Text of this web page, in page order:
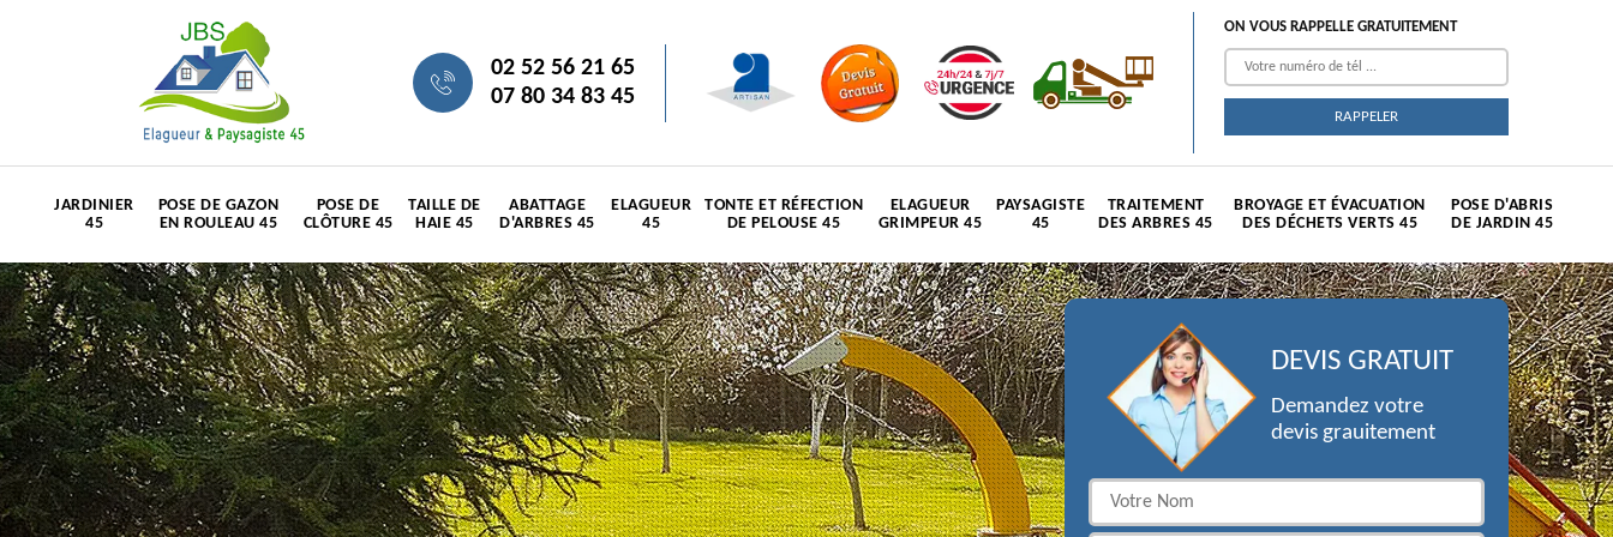
02 52 56 21 65
07 80 34 83 45
ON VOUS RAPPELLE GRATUITEMENT
JARDINIER
45
POSE DE GAZON
EN ROULEAU 45
POSE DE
CLÔTURE 45
TAILLE DE
HAIE 45
ABATTAGE
D'ARBRES 45
ELAGUEUR
45
TONTE ET RÉFECTION
DE PELOUSE 45
ELAGUEUR
GRIMPEUR 45
PAYSAGISTE
45
TRAITEMENT
DES ARBRES 45
BROYAGE ET ÉVACUATION
DES DÉCHETS VERTS 45
POSE D'ABRIS
DE JARDIN 45
DEVIS GRATUIT
Demandez votre
devis grauitement